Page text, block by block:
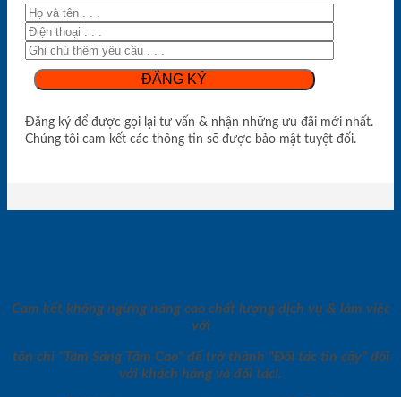
Đăng ký để được gọi lại tư vấn & nhận những ưu đãi mới nhất.
Chúng tôi cam kết các thông tin sẽ được bảo mật tuyệt đối.
Cam kết không ngừng nâng cao chất lượng dịch vụ & làm việc
với
tôn chỉ “Tâm Sáng Tầm Cao” để trở thành “Đối tác tin cậy” đối
với khách hàng và đối tác!.